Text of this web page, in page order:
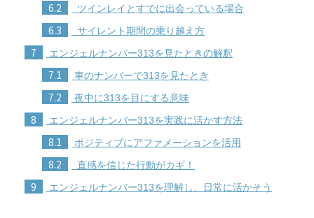
6.2 ツインレイとすでに出会っている場合
6.3 サイレント期間の乗り越え方
7 エンジェルナンバー313を見たときの解釈
7.1 車のナンバーで313を見たとき
7.2 夜中に313を目にする意味
8 エンジェルナンバー313を実践に活かす方法
8.1 ポジティブにアファメーションを活用
8.2 直感を信じた行動がカギ！
9 エンジェルナンバー313を理解し、日常に活かそう